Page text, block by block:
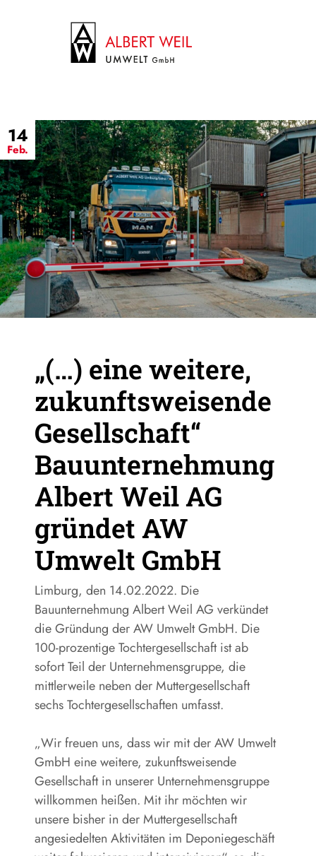
14
Feb.
„(…) eine weitere,
zukunftsweisende
Gesellschaft“
Bauunternehmung
Albert Weil AG
gründet AW
Umwelt GmbH
Limburg, den 14.02.2022. Die
Bauunternehmung Albert Weil AG verkündet
die Gründung der AW Umwelt GmbH. Die
100-prozentige Tochtergesellschaft ist ab
sofort Teil der Unternehmensgruppe, die
mittlerweile neben der Muttergesellschaft
sechs Tochtergesellschaften umfasst.
„Wir freuen uns, dass wir mit der AW Umwelt
GmbH eine weitere, zukunftsweisende
Gesellschaft in unserer Unternehmensgruppe
willkommen heißen. Mit ihr möchten wir
unsere bisher in der Muttergesellschaft
angesiedelten Aktivitäten im Deponiegeschäft